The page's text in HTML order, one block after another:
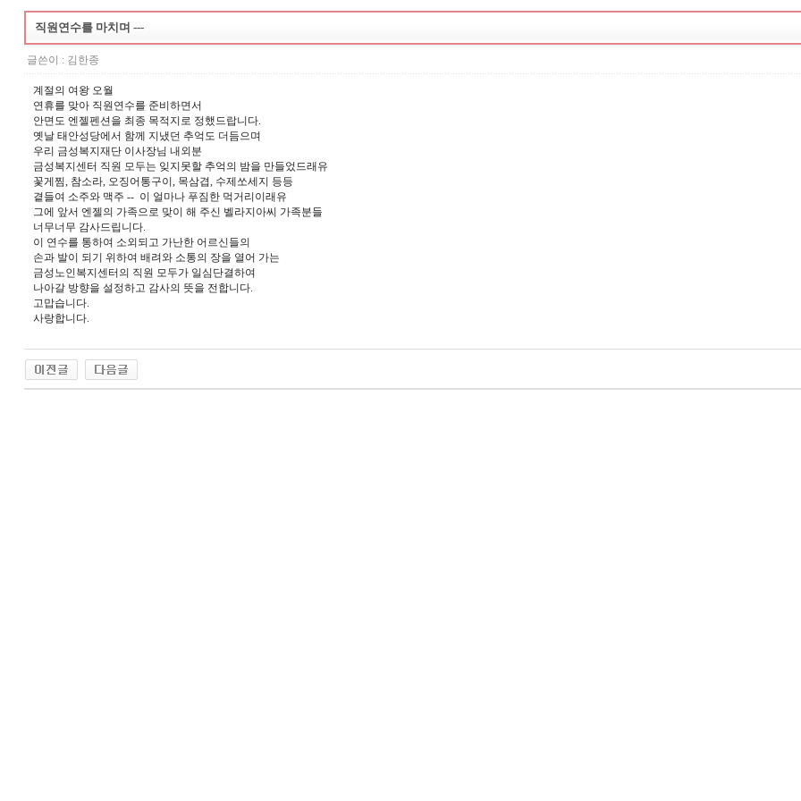
직원연수를 마치며 ---
글쓴이 : 김한종
계절의 여왕 오월
연휴를 맞아 직원연수를 준비하면서
안면도 엔젤펜션을 최종 목적지로 정했드랍니다.
옛날 태안성당에서 함께 지냈던 추억도 더듬으며
우리 금성복지재단 이사장님 내외분
금성복지센터 직원 모두는 잊지못할 추억의 밤을 만들었드래유
꽃게찜, 참소라, 오징어통구이, 목삼겹, 수제쏘세지 등등
곁들여 소주와 맥주 -- 이 얼마나 푸짐한 먹거리이래유
그에 앞서 엔젤의 가족으로 맞이 해 주신 벨라지아씨 가족분들
너무너무 감사드립니다.
이 연수를 통하여 소외되고 가난한 어르신들의
손과 발이 되기 위하여 배려와 소통의 장을 열어 가는
금성노인복지센터의 직원 모두가 일심단결하여
나아갈 방향을 설정하고 감사의 뜻을 전합니다.
고맙습니다.
사랑합니다.